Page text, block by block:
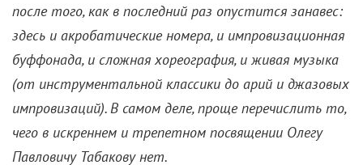
после того, как в последний раз опустится занавес:
здесь и акробатические номера, и импровизационная
буффонада, и сложная хореография, и живая музыка
(от инструментальной классики до арий и джазовых
импровизаций). В самом деле, проще перечислить то,
чего в искреннем и трепетном посвящении Олегу
Павловичу Табакову нет.